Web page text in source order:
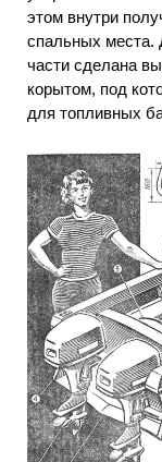
этом внутри
спальных места.
части сделана
корытом, под
для топливных